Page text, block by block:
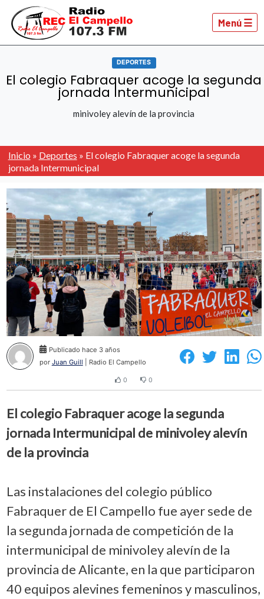
Menú ☰
DEPORTES
El colegio Fabraquer acoge la segunda
jornada Intermunicipal
minivoley alevín de la provincia
Inicio » Deportes » El colegio Fabraquer acoge la segunda
jornada Intermunicipal
Publicado hace 3 años
por Juan Guill | Radio El Campello
0 0
El colegio Fabraquer acoge la segunda
jornada Intermunicipal de minivoley alevín
de la provincia
Las instalaciones del colegio público
Fabraquer de El Campello fue ayer sede de
la segunda jornada de competición de la
intermunicipal de minivoley alevín de la
provincia de Alicante, en la que participaron
40 equipos alevines femeninos y masculinos,